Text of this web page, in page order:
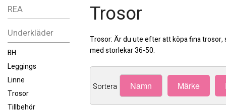
REA
Underkläder
BH
Leggings
Linne
Trosor
Tillbehör
Trosor
Trosor: Är du ute efter att köpa fina
med storlekar 36-50.
Sortera Namn Märke